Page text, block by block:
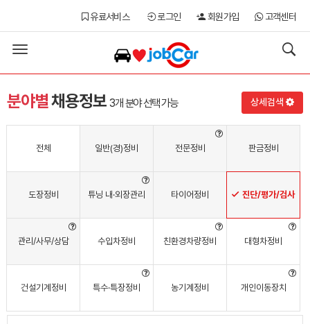
유료서비스 로그인 회원가입 고객센터
Toggle
navigation
분야별채용정보 3개 분야 선택가능 상세검색
전체 일반(경)정비 전문정비 판금정비
도장정비 튜닝 내·외장관리 타이어정비 진단/평가/검사
관리/사무/상담 수입차정비 친환경차량정비 대형차정비
건설기계정비 특수·특장정비 농기계정비 개인이동장치